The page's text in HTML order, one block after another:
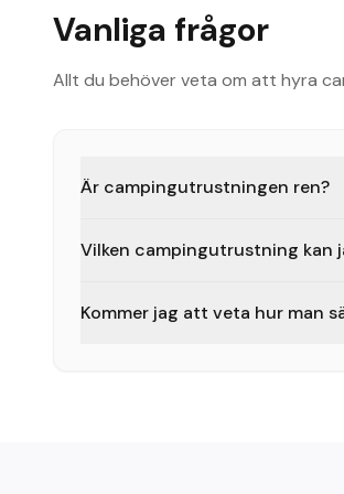
Vanliga frågor
Allt du behöver veta om att hyra
Är campingutrustningen ren?
Vilken campingutrustning kan
Kommer jag att veta hur man